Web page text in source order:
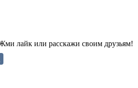
лайк или расскажи своим друзьям!